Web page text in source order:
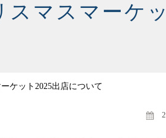
マスマーケ
ケット2025出店について